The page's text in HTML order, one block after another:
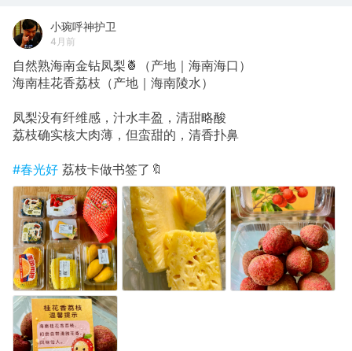
小琬呼神护卫
4月前
自然熟海南金钻凤梨🍍（产地｜海南海口）
海南桂花香荔枝（产地｜海南陵水）
凤梨没有纤维感，汁水丰盈，清甜略酸
荔枝确实核大肉薄，但蛮甜的，清香扑鼻
#春光好 荔枝卡做书签了🔖